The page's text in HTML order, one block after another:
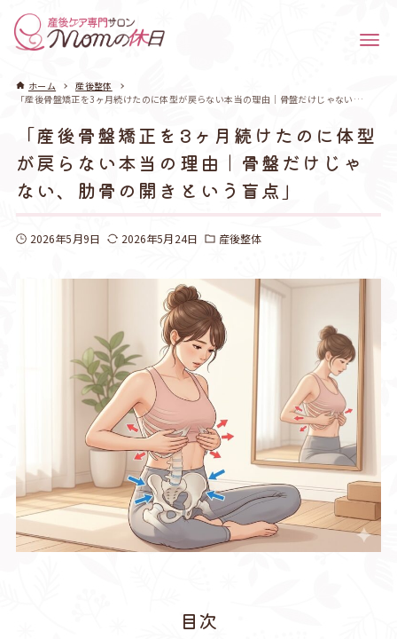
ホーム
産後整体
「産後骨盤矯正を3ヶ月続けたのに体型が戻らない本当の理由｜骨盤だけじゃない、肋骨の開きという盲点」
「産後骨盤矯正を3ヶ月続けたのに体型
が戻らない本当の理由｜骨盤だけじゃ
ない、肋骨の開きという盲点」
2026年5月9日 2026年5月24日 産後整体
目次